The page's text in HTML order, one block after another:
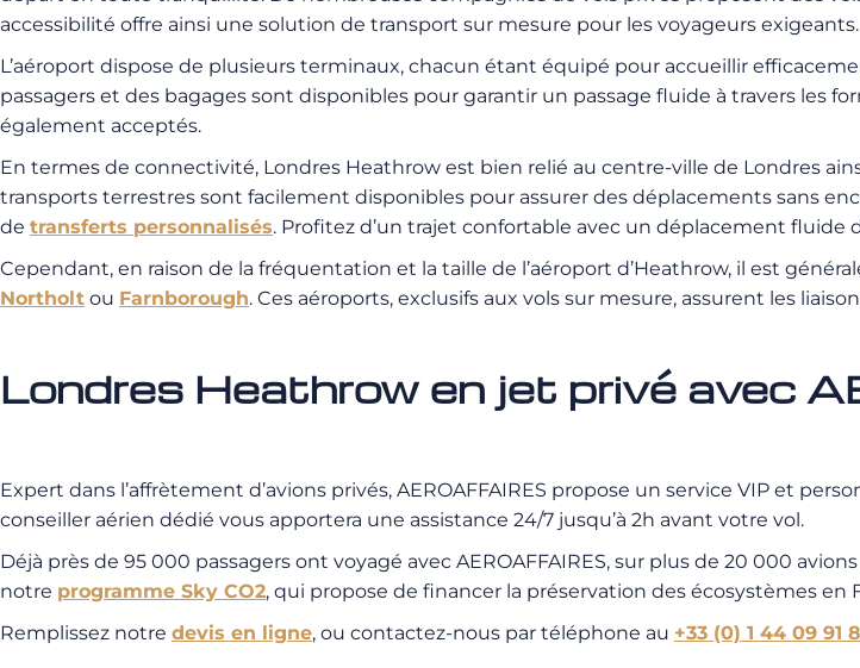
accessibilité offre ainsi une solution de transport sur mesure pour les voyageurs exigeants.
L’aéroport dispose de plusieurs terminaux, chacun étant équipé pour accueillir
passagers et des bagages sont disponibles pour garantir un passage fluide à travers les
également acceptés.
En termes de connectivité, Londres Heathrow est bien relié au centre-ville de Londres
transports terrestres sont facilement disponibles pour assurer des déplacements sans
de transferts personnalisés. Profitez d’un trajet confortable avec un déplacement fluide
Cependant, en raison de la fréquentation et la taille de l’aéroport d’Heathrow, il est
Northolt ou Farnborough. Ces aéroports, exclusifs aux vols sur mesure, assurent les
Londres Heathrow en jet privé avec
Expert dans l’affrètement d’avions privés, AEROAFFAIRES propose un service VIP et
conseiller aérien dédié vous apportera une assistance 24/7 jusqu’à 2h avant votre vol.
Déjà près de 95 000 passagers ont voyagé avec AEROAFFAIRES, sur plus de 20 000
notre programme Sky CO2, qui propose de financer la préservation des écosystèmes en
Remplissez notre devis en ligne, ou contactez-nous par téléphone au +33 (0) 1 44 09 91